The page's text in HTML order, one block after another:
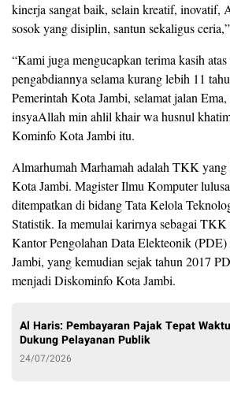
kinerja sangat baik, selain kreatif, inovatif,
sosok yang disiplin, santun sekaligus
“Kami juga mengucapkan terima kasih
pengabdiannya selama kurang lebih 11
Pemerintah Kota Jambi, selamat jalan
insyaAllah min ahlil khair wa husnul
Kominfo Kota Jambi itu.
Almarhumah Marhamah adalah TKK
Kota Jambi. Magister Ilmu Komputer
ditempatkan di bidang Tata Kelola
Statistik. Ia memulai karirnya sebagai TKK
Kantor Pengolahan Data Elekteonik (PDE)
Jambi, yang kemudian sejak tahun 2017
menjadi Diskominfo Kota Jambi.
Al Haris: Pembayaran Pajak Tepat Waktu
Dukung Pelayanan Publik
24/07/2026